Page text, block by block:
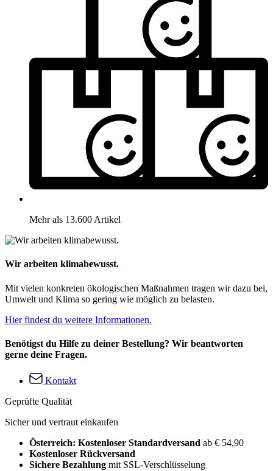
Mehr als 13.600 Artikel
Wir arbeiten klimabewusst.
Mit vielen konkreten ökologischen Maßnahmen tragen wir dazu bei,
Umwelt und Klima so gering wie möglich zu belasten.
Hier findest du weitere Informationen.
Benötigst du Hilfe zu deiner Bestellung? Wir beantworten
gerne deine Fragen.
Kontakt
Geprüfte Qualität
Sicher und vertraut einkaufen
Österreich: Kostenloser Standardversand ab € 54,90
Kostenloser Rückversand
Sichere Bezahlung mit SSL-Verschlüsselung